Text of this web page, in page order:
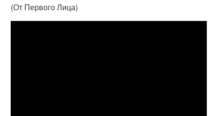
(От Первого Лица)